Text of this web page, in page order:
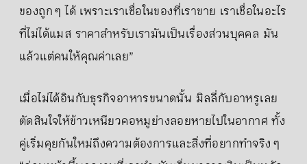
ของถูก ๆ ได้ เพราะเราเชื่อในของที่เราขาย เราเชื่อในอะไร
ที่ไม่ได้แมส ราคาสำหรับเรามันเป็นเรื่องส่วนบุคคล มัน
แล้วแต่คนให้คุณค่าเลย”
เมื่อไม่ได้อินกับธุรกิจอาหารขนาดนั้น มิลลี่กับอาหรูเลย
ตัดสินใจให้ข้าวเหนียวคอหมูย่างลอยหายไปในอากาศ ทั้ง
คู่เริ่มคุยกันใหม่ถึงความต้องการและสิ่งที่อยากทำจริง ๆ